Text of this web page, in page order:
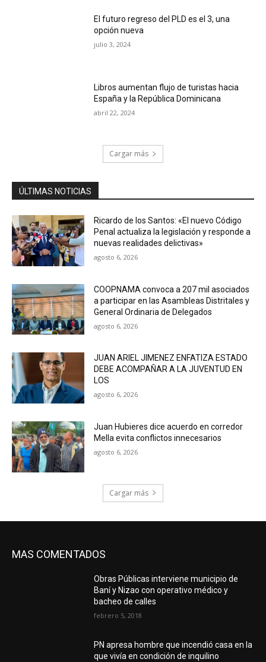
El futuro regreso del PLD es el 3, una
opción nueva
julio 3, 2024
Libros aumentan flujo de turistas hacia
España y la República Dominicana
abril 22, 2024
Cargar más
ÚLTIMAS NOTICIAS
Ricardo de los Santos: «El nuevo Código
Penal actualiza la legislación y responde a
nuevas realidades delictivas»
agosto 6, 2026
COOPNAMA convoca a 207 mil asociados
a participar en las Asambleas Distritales y
General Ordinaria de Delegados
agosto 6, 2026
JUAN ARIEL JIMENEZ ENFATIZA ESTADO
DEBE ACOMPAÑAR A LA JUVENTUD EN
LOS
agosto 6, 2026
Juan Hubieres dice acuerdo en corredor
Mella evita conflictos innecesarios
agosto 6, 2026
Cargar más
MAS COMENTADOS
Obras Públicas interviene municipio de
Baní y Nizao con operativo médico y
bacheo de calles
febrero 5, 2018
PN apresa hombre que incendió casa en la
que vivía en condición de inquilino